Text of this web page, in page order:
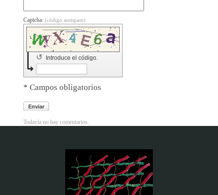
Captcha: (código antispam)
Introduce el código.
↺
* Campos obligatorios
Enviar
Todavía no hay comentarios.